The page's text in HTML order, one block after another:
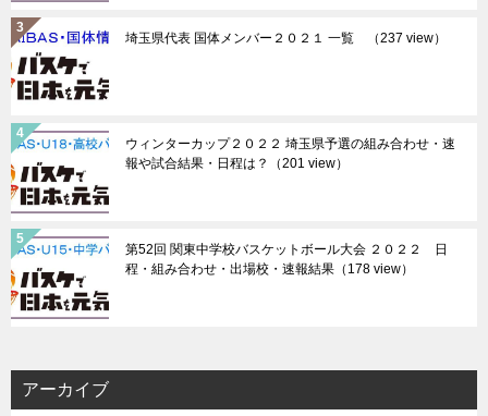
埼玉県代表 国体メンバー２０２１ 一覧 （237 view）
ウィンターカップ２０２２ 埼玉県予選の組み合わせ・速
報や試合結果・日程は？
（201 view）
第52回 関東中学校バスケットボール大会 ２０２２ 日
程・組み合わせ・出場校・速報結果 （178 view）
アーカイブ